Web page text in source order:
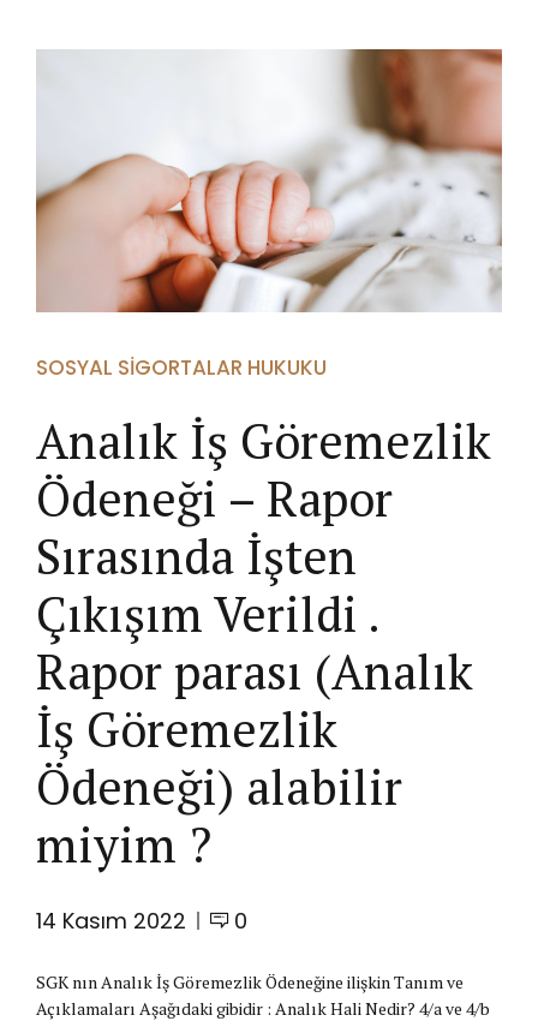
SOSYAL SIGORTALAR HUKUKU
Analık İş Göremezlik
Ödeneği – Rapor
Sırasında İşten
Çıkışım Verildi .
Rapor parası (Analık
İş Göremezlik
Ödeneği) alabilir
miyim ?
14 Kasım 2022 0
SGK nın Analık İş Göremezlik Ödeneğine ilişkin Tanım ve
Açıklamaları Aşağıdaki gibidir : Analık Hali Nedir? 4/a ve 4/b